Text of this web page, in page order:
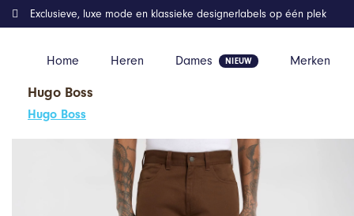
Home Heren Dames Merken
Exclusieve, luxe mode en klassieke designerlabels op één plek
Hugo Boss
Hugo Boss
Home Kleding